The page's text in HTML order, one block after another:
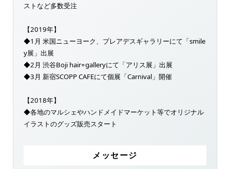
ストなど多数受注
【2019年】
◆1月 米国ニューヨーク、プレアデスギャラリーにて「smile
y展」出展
◆2月 渋谷Boji hair+galleryにて「アリス展」出展
◆3月 新宿SCOPP CAFEにて個展「Carnival」開催
【2018年】
◆各地のマルシェやハンドメイドマーケット等でオリジナル
イラストのグッズ販売スタート
メッセージ